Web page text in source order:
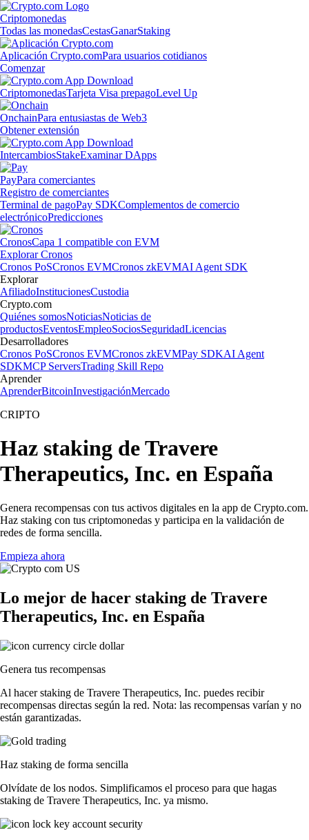
Criptomonedas
Todas las monedasCestasGanarStaking
Aplicación Crypto.comPara usuarios cotidianos
Comenzar
CriptomonedasTarjeta Visa prepagoLevel Up
OnchainPara entusiastas de Web3
Obtener extensión
IntercambiosStakeExaminar DApps
PayPara comerciantes
Registro de comerciantes
Terminal de pagoPay SDKComplementos de comercio
electrónicoPredicciones
CronosCapa 1 compatible con EVM
Explorar Cronos
Cronos PoSCronos EVMCronos zkEVMAI Agent SDK
Explorar
AfiliadoInstitucionesCustodia
Crypto.com
Quiénes somosNoticiasNoticias de
productosEventosEmpleoSociosSeguridadLicencias
Desarrolladores
Cronos PoSCronos EVMCronos zkEVMPay SDKAI Agent
SDKMCP ServersTrading Skill Repo
Aprender
AprenderBitcoinInvestigaciónMercado
CRIPTO
Haz staking de Travere
Therapeutics, Inc. en España
Genera recompensas con tus activos digitales en la app de Crypto.com.
Haz staking con tus criptomonedas y participa en la validación de
redes de forma sencilla.
Empieza ahora
Lo mejor de hacer staking de Travere
Therapeutics, Inc. en España
Genera tus recompensas
Al hacer staking de Travere Therapeutics, Inc. puedes recibir
recompensas directas según la red. Nota: las recompensas varían y no
están garantizadas.
Haz staking de forma sencilla
Olvídate de los nodos. Simplificamos el proceso para que hagas
staking de Travere Therapeutics, Inc. ya mismo.